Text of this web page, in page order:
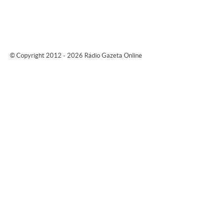
© Copyright 2012 - 2026 Rádio Gazeta Online